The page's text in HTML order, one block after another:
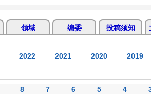
领域 编委 投稿须知
2022 2021 2020 2019
8 7 6 5 4